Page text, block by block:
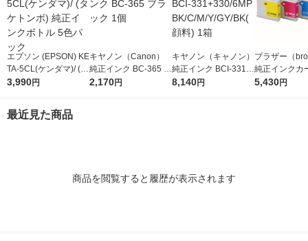
エプソン (EPSON) KE
TA-5CL(ケンダマ)/ (タ
ケトンボ) 純正インク
3,990円
キヤノン（Canon）
純正インク BC-365 ブ
ラック 1個
2,170円
キヤノン（キャノン）
純正インク BCI-331+
330/6MP BK/C/M/Y/G
8,140円
ブラザー（
純正インクカ
ジ LC10-4PK
5,430円
最近見た商品
商品を閲覧すると履歴が表示されます